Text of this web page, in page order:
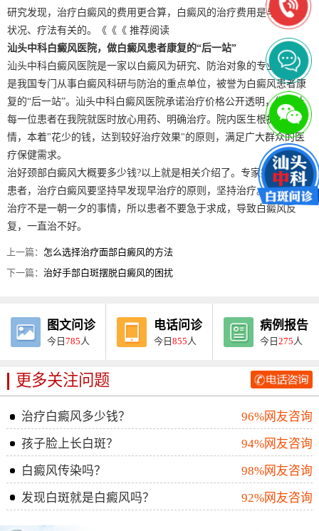
研究发现，治疗白癜风的费用更合算，白癜风的治疗费用是与病人的
状况、疗法有关的。《《《 推荐阅读
汕头中科白癜风医院，做白癜风患者康复的“后一站”
汕头中科白癜风医院是一家以白癜风为研究、防治对象的专业机构，
是我国专门从事白癜风科研与防治的重点单位，被誉为白癜风患者康
复的“后一站”。汕头中科白癜风医院承诺治疗价格公开透明，做到让
每一位患者在我院就医时放心用药、明确治疗。院内医生根据患者病
情，本着"花少的钱，达到较好治疗效果"的原则，满足广大群众的医
疗保健需求。
治好颈部白癜风大概要多少钱?以上就是相关介绍了。专家提醒白癜风
患者，治疗白癜风要坚持早发现早治疗的原则，坚持治疗。白癜风的
治疗不是一朝一夕的事情，所以患者不要急于求成，导致白癜风反
复，一直治不好。
上一篇： 怎么选择治疗面部白癜风的方法
下一篇：治好手部白斑摆脱白癜风的困扰
图文问诊
今日785 人
电话问诊
今日855 人
病例报告
今日275 人
更多关注问题
治疗白癜风多少钱？
96%网友咨询
孩子脸上长白斑？
94%网友咨询
白癜风传染吗？
98%网友咨询
发现白斑就是白癜风吗？
92%网友咨询